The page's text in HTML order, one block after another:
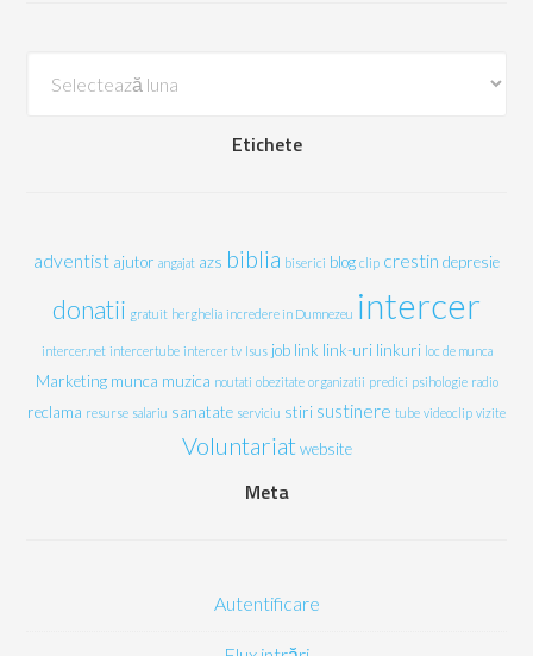
Etichete
adventist ajutor angajat azs biblia biserici blog clip crestin depresie
donatii gratuit herghelia incredere in Dumnezeu intercer
intercer.net intercertube intercer tv Isus job link link-uri linkuri loc de munca
Marketing munca muzica noutati obezitate organizatii predici psihologie radio
reclama resurse salariu sanatate serviciu stiri sustinere tube videoclip vizite
Voluntariat website
Meta
Autentificare